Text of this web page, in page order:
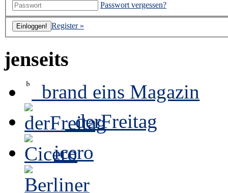
Passwort vergessen?
Register »
jenseits
brand eins Magazin
derFreitag
icero